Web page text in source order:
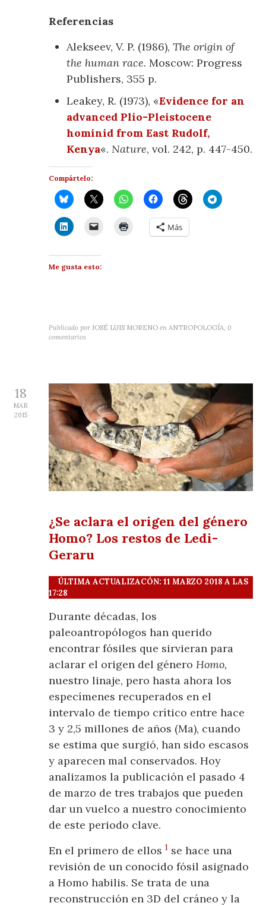
Referencias
Alekseev, V. P. (1986),The origin of
the human race. Moscow: Progress
Publishers, 355 p.
Leakey, R. (1973), «Evidence for an
advanced Plio-Pleistocene
hominid from East Rudolf,
Kenya«. Nature, vol. 242, p. 447-450.
Compártelo:
Más
Me gusta esto:
Publicado por JOSÉ LUIS MORENO en ANTROPOLOGÍA,0
comentarios
18
MAR
2015
¿Se aclara el origen del género
Homo? Los restos de Ledi-
Geraru
ÚLTIMA ACTUALIZACÓN: 11 MARZO 2018 A LAS
17:28
Durante décadas, los
paleoantropólogos han querido
encontrar fósiles que sirvieran para
aclarar el origen del géneroHomo,
nuestro linaje, pero hasta ahora los
especímenes recuperados en el
intervalo de tiempo crítico entre hace
3 y 2,5 millones de años (Ma), cuando
se estima que surgió, han sido escasos
y aparecen mal conservados. Hoy
analizamos la publicación el pasado 4
de marzo de tres trabajos que pueden
dar un vuelco a nuestro conocimiento
de este periodo clave.
En el primero de ellos1 se hace una
revisión de un conocido fósil asignado
a Homo habilis. Se trata de una
reconstrucción en 3D del cráneo y la